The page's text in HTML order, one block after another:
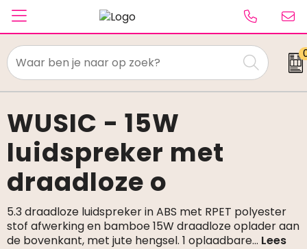
Textiel
Paraplu's
Caps & Beanies
Tassen
Drinkwaren
Schrijfwaren
WUSIC - 15W
luidspreker met
draadloze o
5.3 draadloze luidspreker in ABS met RPET polyester
stof afwerking en bamboe 15W draadloze oplader aan
de bovenkant, met jute hengsel. 1 oplaadbare...